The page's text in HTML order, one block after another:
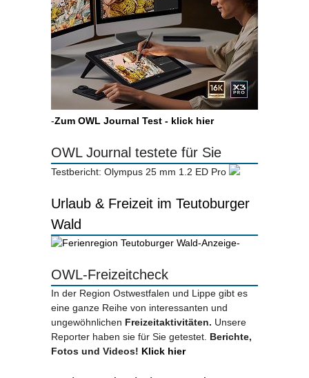
-Zum OWL Journal Test - klick hier
OWL Journal testete für Sie
Testbericht: Olympus 25 mm 1.2 ED Pro
Urlaub & Freizeit im Teutoburger
Wald
-Anzeige-
OWL-Freizeitcheck
In der Region Ostwestfalen und Lippe gibt es
eine ganze Reihe von interessanten und
ungewöhnlichen Freizeitaktivitäten. Unsere
Reporter haben sie für Sie getestet. Berichte,
Fotos und Videos! Klick hier